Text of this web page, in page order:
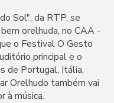
Sol", da RTP, se
orelhuda, no CAA -
o Festival O Gesto
principal e o
de Portugal, Itália,
Orelhudo também vai
à música.